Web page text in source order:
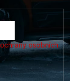
osobních